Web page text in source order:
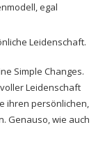
egal
Leidenschaft.
Simple Changes.
Leidenschaft
ihren persönlichen,
Genauso, wie auch